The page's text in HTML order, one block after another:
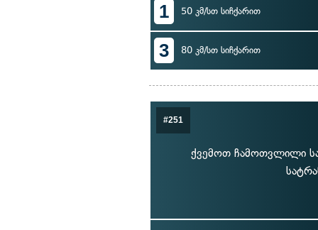
1 50 კმ/სთ სიჩქარით
3 80 კმ/სთ სიჩქარით
#251
ქვემოთ ჩამოთვლილი